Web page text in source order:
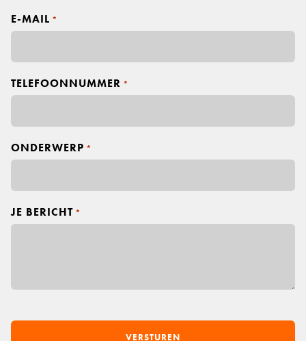
o
o
r
a
m
E-MAIL *
TELEFOONNUMMER *
ONDERWERP *
JE BERICHT *